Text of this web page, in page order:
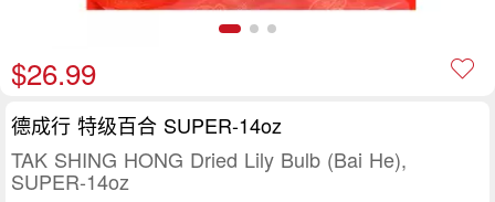
$26.99
德成行 特级百合 SUPER-14oz
TAK SHING HONG Dried Lily Bulb (Bai He),
SUPER-14oz